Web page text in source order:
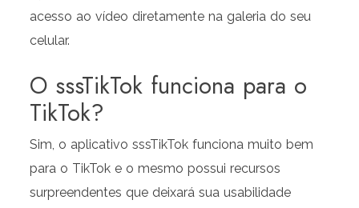
acesso ao vídeo diretamente na galeria do seu
celular.
O sssTikTok funciona para o
TikTok?
Sim, o aplicativo sssTikTok funciona muito bem
para o TikTok e o mesmo possui recursos
surpreendentes que deixará sua usabilidade